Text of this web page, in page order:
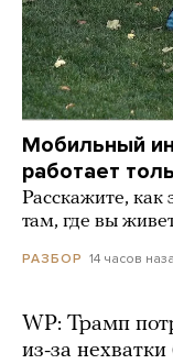
Мобильный
работает
Расскажите, как
там, где вы
РАЗБОР 14 часов
WP: Трамп
из-за